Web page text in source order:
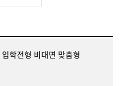
비대면 맞춤형